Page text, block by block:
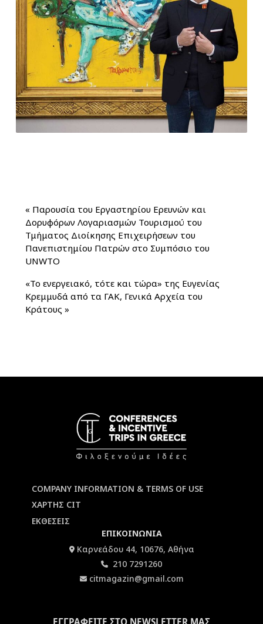
« Παρουσία του Εργαστηρίου Ερευνών και
Δορυφόρων Λογαριασμών Τουρισμού του
Τμήματος Διοίκησης Επιχειρήσεων του
Πανεπιστημίου Πατρών στο Συμπόσιο του
UNWTO
«Το ενεργειακό, τότε και τώρα» της Ευγενίας
Κρεμμυδά από τα ΓΑΚ, Γενικά Αρχεία του
Κράτους »
COMPANY INFORMATION & TERMS OF USE
ΧΑΡΤΗΣ CIT
ΕΚΘΕΣΕΙΣ
ΕΠΙΚΟΙΝΩΝΙΑ
Καρνεάδου 44, 10676, Αθήνα
210 7291260
citmagazin@gmail.com
ΕΓΓΡΑΦΕΙΤΕ ΣΤΟ NEWSLETTER ΜΑΣ